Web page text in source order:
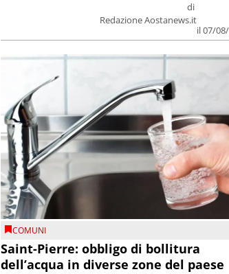
di
Redazione Aostanews.it
il 07/
COMUNI
Saint-Pierre: obbligo di bollitura
dell’acqua in diverse zone del paese